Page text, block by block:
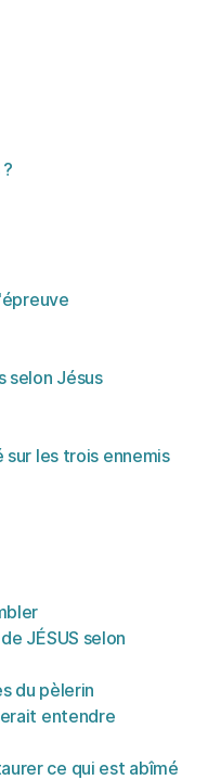
selon Jésus
sur les trois ennemis
JÉSUS selon
du pèlerin
entendre
ce qui est abîmé